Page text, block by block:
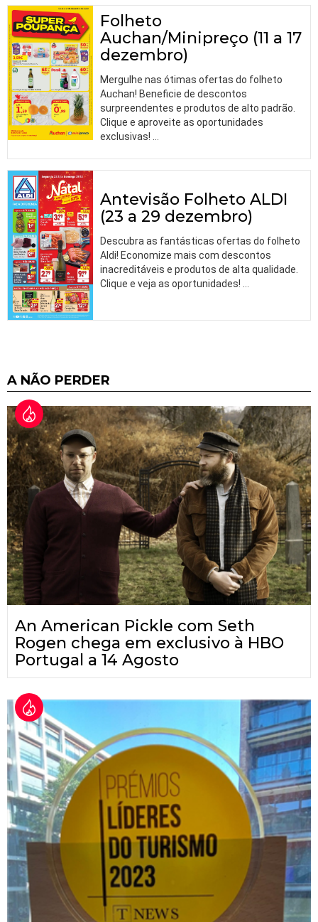
Folheto
Auchan/Minipreço (11 a 17
dezembro)
Mergulhe nas ótimas ofertas do folheto
Auchan! Beneficie de descontos
surpreendentes e produtos de alto padrão.
Clique e aproveite as oportunidades
exclusivas!
Antevisão Folheto ALDI
(23 a 29 dezembro)
Descubra as fantásticas ofertas do folheto
Aldi! Economize mais com descontos
inacreditáveis e produtos de alta qualidade.
Clique e veja as oportunidades! …
A NÃO PERDER
An American Pickle com Seth
Rogen chega em exclusivo à HBO
Portugal a 14 Agosto